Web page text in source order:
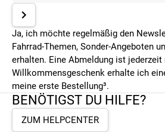
Ja, ich möchte regelmäßig den
Fahrrad-Themen, Sonder-Angeboten
erhalten. Eine Abmeldung ist
Willkommensgeschenk erhalte ich
meine erste Bestellung³.
BENÖTIGST DU HILFE?
ZUM HELPCENTER